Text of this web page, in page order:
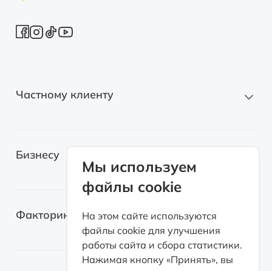
Частному клиенту
Автомобили с пробегом
Электромобили
Лизинг для самозанятых
Возвратный лизинг
Бизнесу
Легковые автомобили
Грузовые автомобили
Факторинг
Мы используем
файлы cookie
На этом сайте используются
файлы cookie для улучшения
работы сайта и сбора статистики.
Нажимая кнопку «Принять», вы